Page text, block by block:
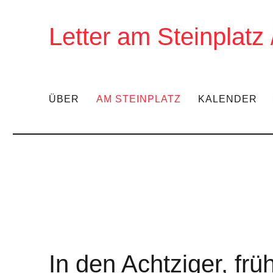
Letter am
ÜBER AM STEINPLATZ KALENDER
In den Achtziger,